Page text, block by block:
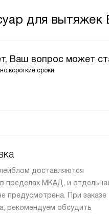
для вытяжек
Ваш вопрос может
короткие сроки
доставляются
пределах МКАД, и
предусмотрена. При заказе
рекомендуем обсудить